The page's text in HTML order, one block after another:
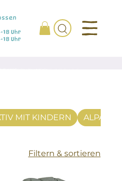
18 Uhr
18 Uhr
MIT KINDERN ALPAKA
Filtern & sortieren